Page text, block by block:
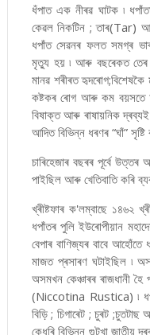
ধঁপাত এক নীৰৱ ঘাটক ৷
কেৱল নিকটিন ; তাৰ(Tar)
ধপাঁত সেৱনৰ ফলত সমগ্ৰ
মৃত্যু হয় ৷ আৰু বছৰেকত তেৰ
মানৱ শৰীৰত
কষ্টকৰ ৰোগ আৰু কম বয়সতে
বিষাক্ত আৰু ৰাষায়নিক
আদিত বিভিন্ন ধৰণৰ “ঘাঁ”
চাৰিহেজাৰ বছৰৰ পূৰ্বে উত্তৰ
পাইছিল আৰু খেতিবাতি কৰি
খ্ৰীষ্টফাৰ ক'লম্বাছে ১৪৬২
ধপাঁতৰ পুলি ইউৰোপীয়ান
বেপাৰ বাণিজ্যৰ বাবে
মাজত প্ৰসাৰণ ঘটাইছিল ৷
অসমখন কেঞ্চাৰৰ ৰাজধানী হৈ
(Niccotina Rustica) ৷
বিড়ি ; চিগাৰেট ; চুৰট
কেধৰি বিভিন্ন গুটখা জাতীয়